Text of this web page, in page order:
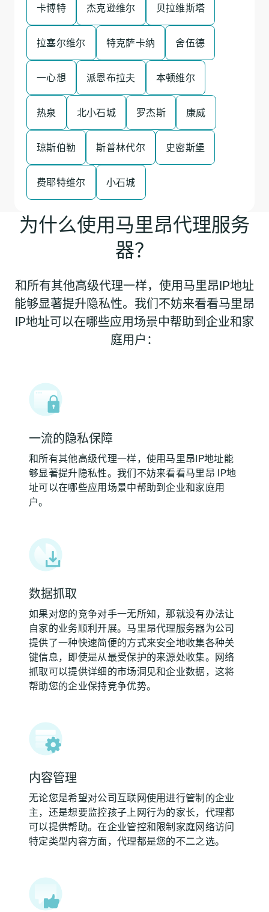
卡博特 杰克逊维尔 贝拉维斯塔
拉塞尔维尔 特克萨卡纳 舍伍德
一心想 派恩布拉夫 本顿维尔
热泉 北小石城 罗杰斯 康威
琼斯伯勒 斯普林代尔 史密斯堡
费耶特维尔 小石城
为什么使用马里昂代理服务
器？
和所有其他高级代理一样，使用马里昂IP地址
能够显著提升隐私性。我们不妨来看看马里昂
IP地址可以在哪些应用场景中帮助到企业和家
庭用户：
一流的隐私保障
和所有其他高级代理一样，使用马里昂IP地址能
够显著提升隐私性。我们不妨来看看马里昂 IP地
址可以在哪些应用场景中帮助到企业和家庭用
户。
数据抓取
如果对您的竞争对手一无所知，那就没有办法让
自家的业务顺利开展。马里昂代理服务器为公司
提供了一种快速简便的方式来安全地收集各种关
键信息，即使是从最受保护的来源处收集。网络
抓取可以提供详细的市场洞见和企业数据，这将
帮助您的企业保持竞争优势。
内容管理
无论您是希望对公司互联网使用进行管制的企业
主，还是想要监控孩子上网行为的家长，代理都
可以提供帮助。在企业管控和限制家庭网络访问
特定类型内容方面，代理都是您的不二之选。